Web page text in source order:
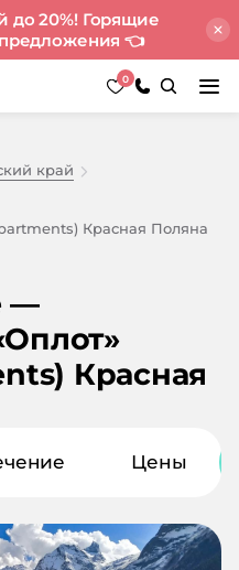
до 20%! Горящие
👈
0
край
Красная Поляна
—
Красная
Цены